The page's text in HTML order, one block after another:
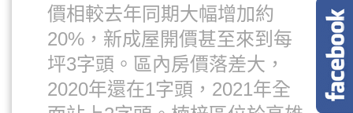
價相較去年同期大幅增加約
20%，新成屋開價甚至來到每
坪3字頭。區內房價落差大，
2020年還在1字頭，2021年全